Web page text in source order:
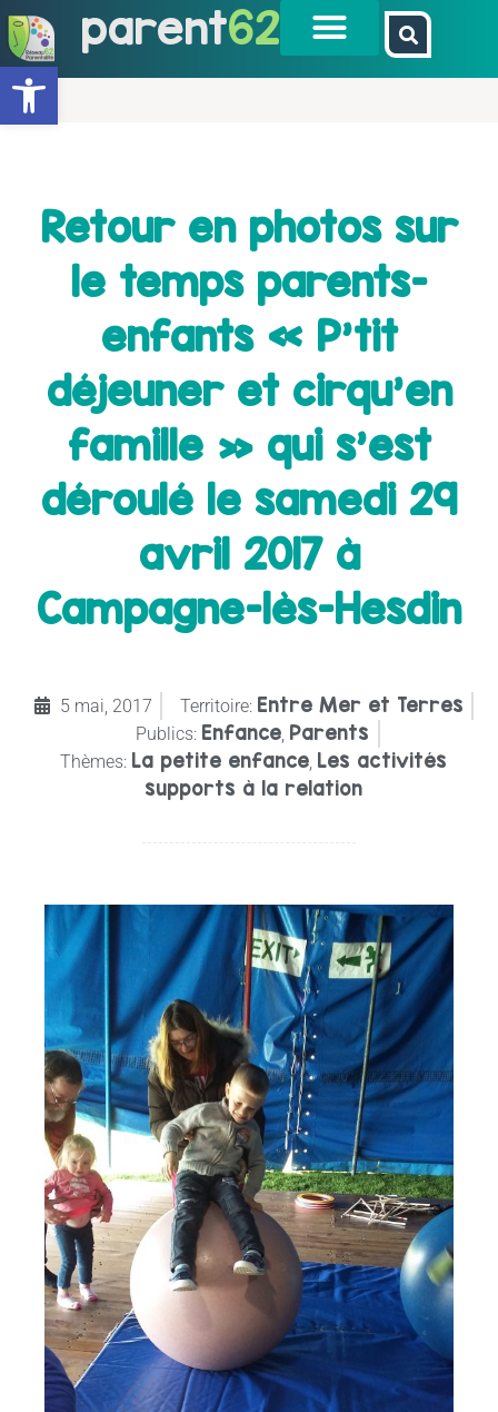
Ouvrir la barre d’outils
parent62
Retour en photos sur
le temps parents-
enfants « P’tit
déjeuner et cirqu’en
famille » qui s’est
déroulé le samedi 29
avril 2017 à
Campagne-lès-Hesdin
5 mai, 2017 Territoire: Entre Mer et Terres
Publics: Enfance Parents
Thèmes: La petite enfance Les activités
supports à la relation